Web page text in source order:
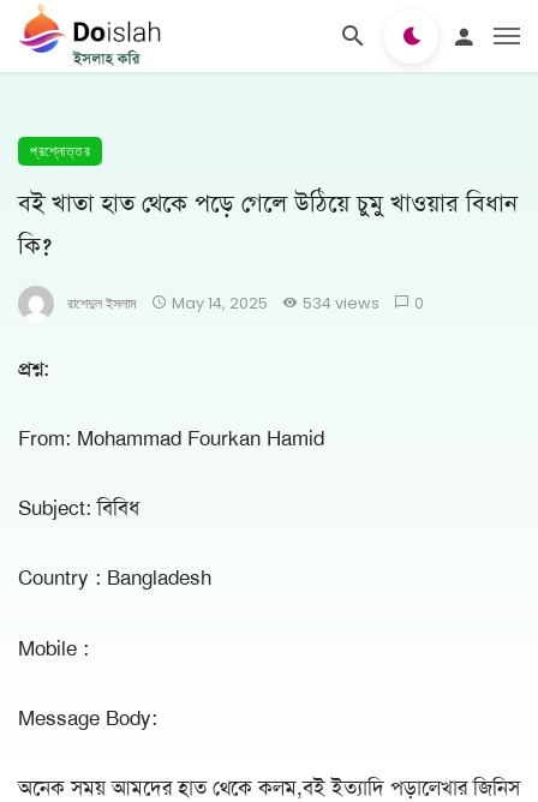
প্রশ্নোত্তর
বই খাতা হাত থেকে পড়ে গেলে উঠিয়ে চুমু খাওয়ার বিধান
কি?
রাশেদুল ইসলাম May 14, 2025 534 views 0
প্রশ্ন:
From: Mohammad Fourkan Hamid
Subject: বিবিধ
Country : Bangladesh
Mobile :
Message Body:
অনেক সময় আমদের হাত থেকে কলম,বই ইত্যাদি পড়ালেখার জিনিস